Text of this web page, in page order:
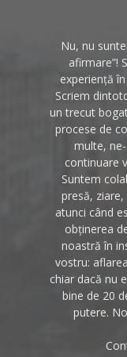
Nu, nu
afirmare”!
experiență
Scriem
un trecut
procese de
multe,
continuare
Suntem
presă,
atunci când
obținerea
noastră în
vostru:
chiar dacă nu
bine de 20
putere.